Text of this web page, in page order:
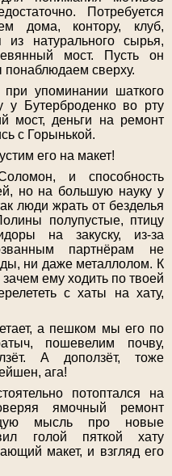
Потребуется
дома, контору, клуб,
натурального сырья,
мост. Пусть он
понаблюдаем сверху.
упоминании шаткого
у Бутерброденко во рту
мост, деньги на ремонт
с Горынькой.
его на макет!
и способность
но на большую науку у
люди жрать от безделья
полупустые, птицу
на закуску, из-за
партнёрам не
ни даже металлолом. К
ему ходить по твоей
с хаты на хату,
а пешком мы его по
пошевелим почву,
А доползёт, тоже
ага!
потоптался на
ямочный ремонт
мысль про новые
голой пяткой хату
макет, и взгляд его